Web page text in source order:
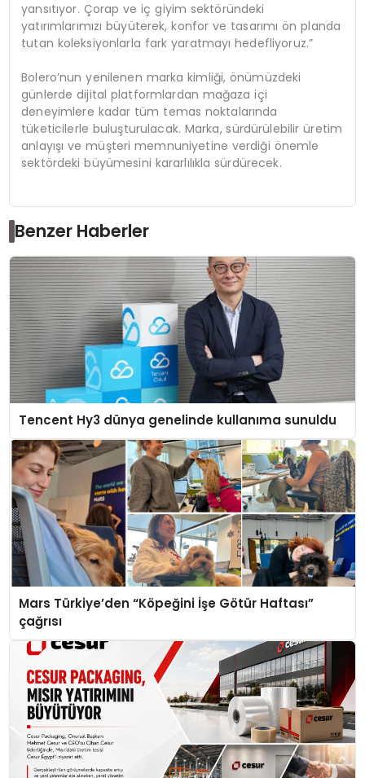
yansıtıyor. Çorap ve iç giyim sektöründeki
yatırımlarımızı büyüterek, konfor ve tasarımı ön planda
tutan koleksiyonlarla fark yaratmayı hedefliyoruz.”
Bolero’nun yenilenen marka kimliği, önümüzdeki
günlerde dijital platformlardan mağaza içi
deneyimlere kadar tüm temas noktalarında
tüketicilerle buluşturulacak. Marka, sürdürülebilir üretim
anlayışı ve müşteri memnuniyetine verdiği önemle
sektördeki büyümesini kararlılıkla sürdürecek.
Benzer Haberler
Tencent Hy3 dünya genelinde kullanıma sunuldu
Mars Türkiye’den “Köpeğini İşe Götür Haftası”
çağrısı